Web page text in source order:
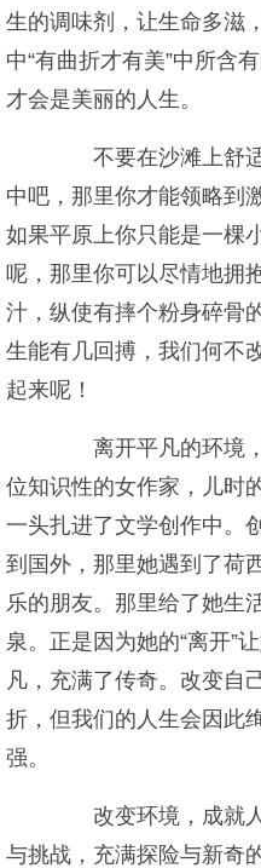
生的调味剂，让生命多滋
中“有曲折才有美”中所含
才会是美丽的人生。
不要在沙滩上舒适
中吧，那里你才能领略到
如果平原上你只能是一棵
呢，那里你可以尽情地拥
汁，纵使有摔个粉身碎骨
生能有几回搏，我们何不
起来呢！
离开平凡的环境，
位知识性的女作家，儿时
一头扎进了文学创作中。
到国外，那里她遇到了荷
乐的朋友。那里给了她生
泉。正是因为她的“离开”
凡，充满了传奇。改变自
折，但我们的人生会因此
强。
改变环境，成就人
与挑战，充满探险与新奇